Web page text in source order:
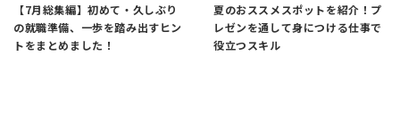
【7月総集編】初めて・久しぶり
の就職準備、一歩を踏み出すヒン
トをまとめました！
夏のおススメスポットを紹介！プ
レゼンを通して身につける仕事で
役立つスキル